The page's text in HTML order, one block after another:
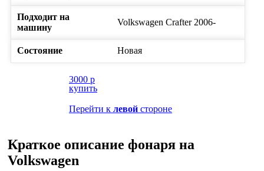
Подходит на
машину
Volkswagen Crafter 2006-
Состояние Новая
3000 p
купить
Перейти к левой стороне
Краткое описание фонаря на
Volkswagen